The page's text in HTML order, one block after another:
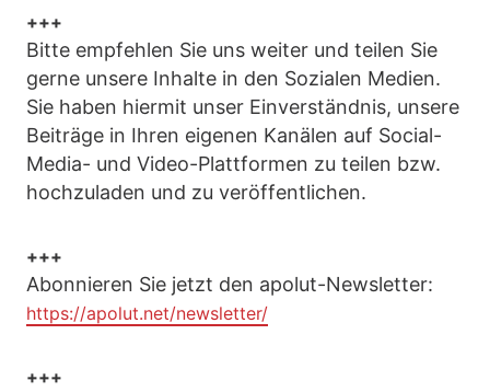
+++
Bitte empfehlen Sie uns weiter und teilen Sie
gerne unsere Inhalte in den Sozialen Medien.
Sie haben hiermit unser Einverständnis, unsere
Beiträge in Ihren eigenen Kanälen auf Social-
Media- und Video-Plattformen zu teilen bzw.
hochzuladen und zu veröffentlichen.
+++
Abonnieren Sie jetzt den apolut-Newsletter:
https://apolut.net/newsletter/
+++